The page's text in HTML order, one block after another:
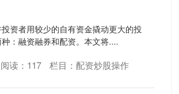
资者用较少的自有资金撬动更大的投
：融资融券和配资。本文将....
阅读： 117 栏目： 配资炒股操作